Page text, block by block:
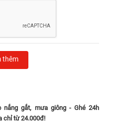
thêm
nắng gắt, mưa giông - Ghé 24h
chỉ từ 24.000đ!